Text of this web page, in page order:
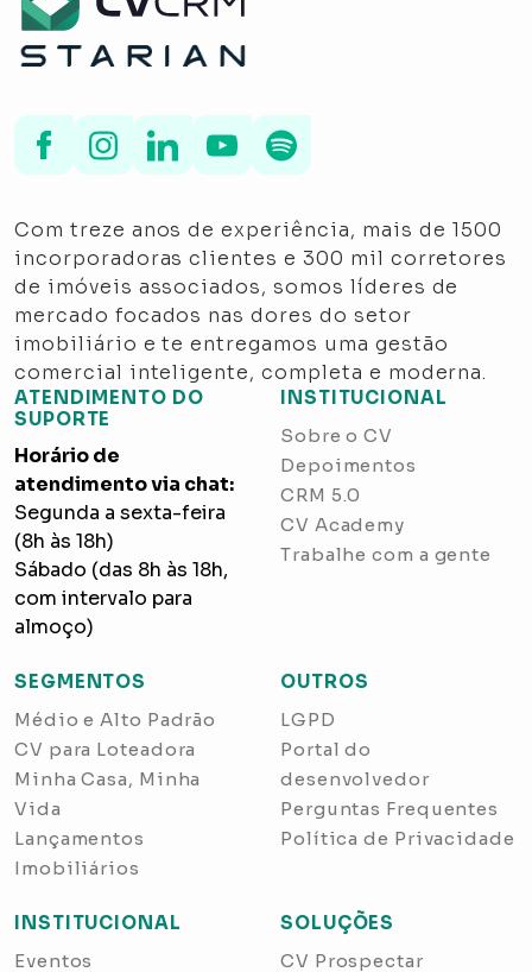
Com treze anos de experiência, mais de 1500
incorporadoras clientes e 300 mil corretores
de imóveis associados, somos líderes de
mercado focados nas dores do setor
imobiliário e te entregamos uma gestão
comercial inteligente, completa e moderna.
INSTITUCIONAL
Sobre o CV
Depoimentos
CRM 5.0
CV Academy
Trabalhe com a gente
SEGMENTOS
Médio e Alto Padrão
CV para Loteadora
Minha Casa, Minha
Vida
Lançamentos
Imobiliários
OUTROS
LGPD
Portal do
desenvolvedor
Perguntas Frequentes
Política de Privacidade
INSTITUCIONAL
Eventos
SOLUÇÕES
CV Prospectar
ATENDIMENTO DO
SUPORTE
Horário de
atendimento via chat:
Segunda a sexta-feira
(8h às 18h)
Sábado (das 8h às 18h,
com intervalo para
almoço)